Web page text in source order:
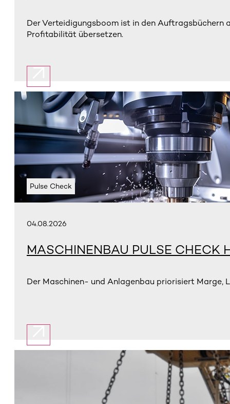
Der Verteidigungsboom ist in den Auftragsbüchern
Profitabilität übersetzen.
Pulse Check
04.08.2026
MASCHINENBAU PULSE CHECK
Der Maschinen- und Anlagenbau priorisiert Marge,